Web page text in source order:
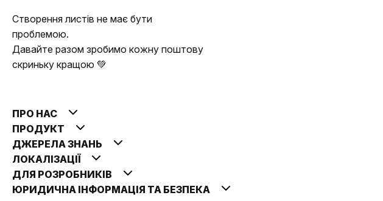
Створення листів не має бути
проблемою.
Давайте разом зробимо кожну поштову
скриньку кращою 💚
ПРО НАС
ПРОДУКТ
ДЖЕРЕЛА ЗНАНЬ
ЛОКАЛІЗАЦІЇ
ДЛЯ РОЗРОБНИКІВ
ЮРИДИЧНА ІНФОРМАЦІЯ ТА БЕЗПЕКА